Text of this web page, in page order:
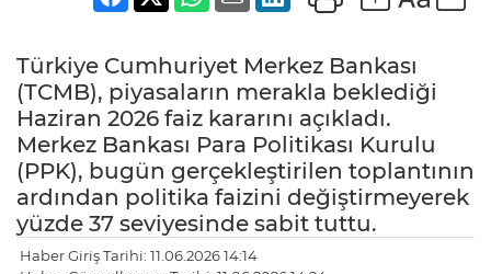
Türkiye Cumhuriyet Merkez Bankası
(TCMB), piyasaların merakla beklediği
Haziran 2026 faiz kararını açıkladı.
Merkez Bankası Para Politikası Kurulu
(PPK), bugün gerçekleştirilen toplantının
ardından politika faizini değiştirmeyerek
yüzde 37 seviyesinde sabit tuttu.
Haber Giriş Tarihi: 11.06.2026 14:14